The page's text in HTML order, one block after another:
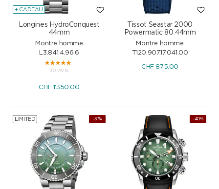
+ CADEAU
Longines HydroConquest
44mm
Montre homme
L3.841.4.96.6
30 AVIS
CHF1'350.00
Tissot Seastar 2000
Powermatic 80 44mm
Montre homme
T120.907.17.041.00
CHF875.00
-31%
LIMITED -40%